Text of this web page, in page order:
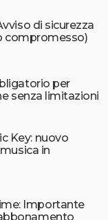
di sicurezza
compromesso)
per
senza limitazioni
Key: nuovo
in
Importante